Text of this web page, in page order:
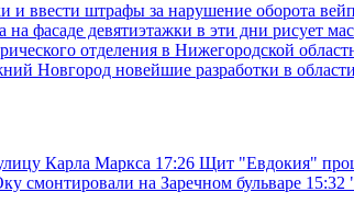
и ввести штрафы за нарушение оборота
фасаде девятиэтажки в эти дни рисует
отделения в Нижегородской
Новгород новейшие разработки в области
Карла Маркса 17:26 Щит "Евдокия"
смонтировали на Заречном бульваре 15:32